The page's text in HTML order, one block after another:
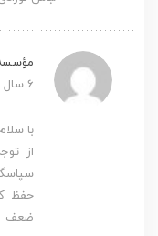
6 سال پیش
با
از
حفظ
ضعف